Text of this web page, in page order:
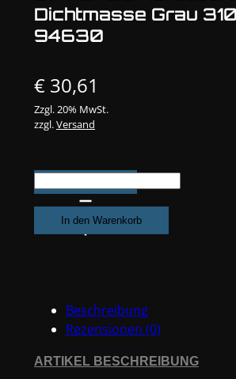
Dichtmasse Grau
94630
€ 30,61
Zzgl. 20% MwSt.
zzgl.Versand
3X
PETEC
Karosserie
Kleb
310
94630
In den Warenkorb
Beschreibung
Rezensionen (0)
ARTIKEL BESCHREIBUNG